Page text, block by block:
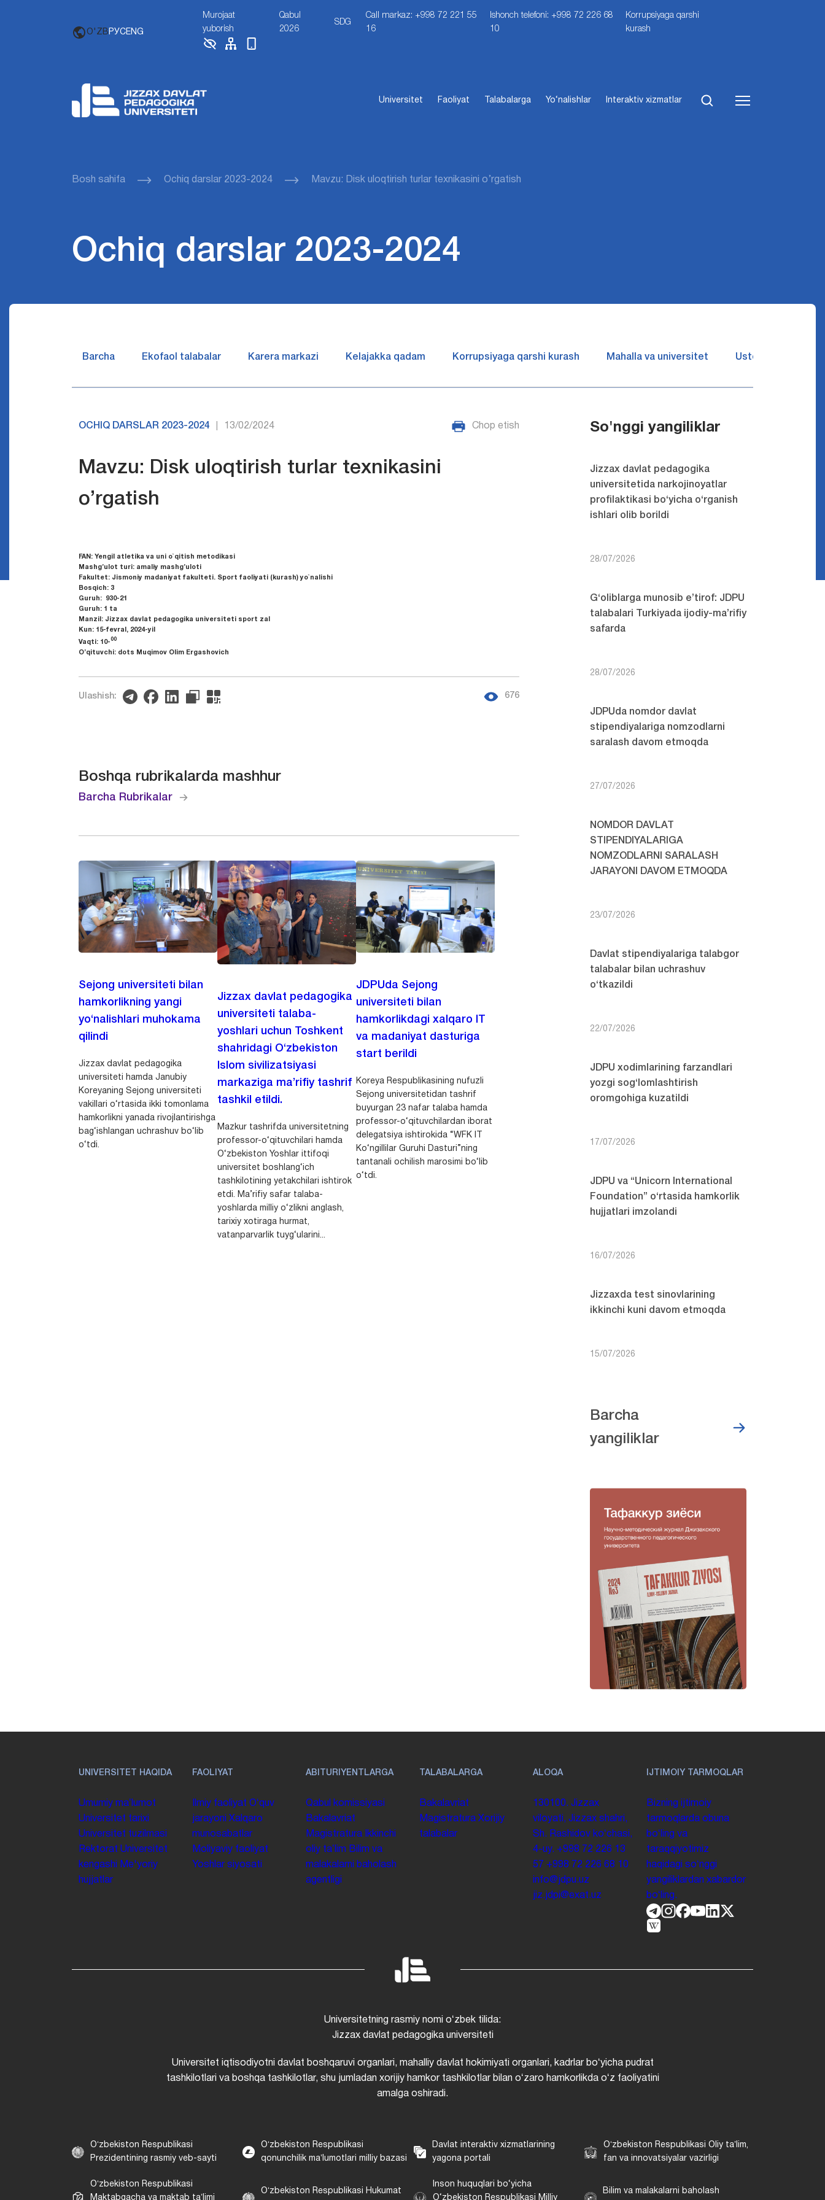
O'ZB РУСENG
Murojaat
yuborish
Qabul
2026
SDG
Call markaz: +998 72 221 55
16
Ishonch telefoni: +998 72 226 68
10
Korrupsiyaga qarshi
kurash
Universitet Faoliyat Talabalarga Yo‘nalishlar Interaktiv xizmatlar
Bosh sahifa Ochiq darslar 2023-2024 Mavzu: Disk uloqtirish turlar texnikasini o’rgatish
Ochiq darslar 2023-2024
Barcha Ekofaol talabalar Karera markazi Kelajakka qadam Korrupsiyaga qarshi kurash Mahalla va universitet Ustozlar suhbatin
OCHIQ DARSLAR 2023-2024 13/02/2024 Chop etish
Mavzu: Disk uloqtirish turlar texnikasini
o’rgatish
FAN: Yengil atletika va uni o`qitish metodikasi
Mashg’ulot turi: amaliy mashg’uloti
Fakultet: Jismoniy madaniyat fakulteti. Sport faoliyati (kurash) yo`nalishi
Bosqich: 3
Guruh: 930-21
Guruh: 1 ta
Manzil: Jizzax davlat pedagogika universiteti sport zal
Kun: 15-fevral, 2024-yil
Vaqti: 10-00
O’qituvchi: dots Muqimov Olim Ergashovich
Ulashish: 676
Boshqa rubrikalarda mashhur
Barcha Rubrikalar
Sejong universiteti bilan
hamkorlikning yangi
yo‘nalishlari muhokama
qilindi
Jizzax davlat pedagogika
universiteti hamda Janubiy
Koreyaning Sejong universiteti
vakillari o‘rtasida ikki tomonlama
hamkorlikni yanada rivojlantirishga
bag‘ishlangan uchrashuv bo‘lib
o‘tdi.
Jizzax davlat pedagogika
universiteti talaba-
yoshlari uchun Toshkent
shahridagi O‘zbekiston
Islom sivilizatsiyasi
markaziga ma’rifiy tashrif
tashkil etildi.
Mazkur tashrifda universitetning
professor-o‘qituvchilari hamda
O‘zbekiston Yoshlar ittifoqi
universitet boshlang‘ich
tashkilotining yetakchilari ishtirok
etdi. Ma’rifiy safar talaba-
yoshlarda milliy o‘zlikni anglash,
tarixiy xotiraga hurmat,
vatanparvarlik tuyg‘ularini...
JDPUda Sejong
universiteti bilan
hamkorlikdagi xalqaro IT
va madaniyat dasturiga
start berildi
Koreya Respublikasining nufuzli
Sejong universitetidan tashrif
buyurgan 23 nafar talaba hamda
professor-o‘qituvchilardan iborat
delegatsiya ishtirokida “WFK IT
Ko‘ngillilar Guruhi Dasturi”ning
tantanali ochilish marosimi bo‘lib
o‘tdi.
So'nggi yangiliklar
Jizzax davlat pedagogika
universitetida narkojinoyatlar
profilaktikasi bo‘yicha o‘rganish
ishlari olib borildi
28/07/2026
G‘oliblarga munosib e’tirof: JDPU
talabalari Turkiyada ijodiy-ma’rifiy
safarda
28/07/2026
JDPUda nomdor davlat
stipendiyalariga nomzodlarni
saralash davom etmoqda
27/07/2026
NOMDOR DAVLAT
STIPENDIYALARIGA
NOMZODLARNI SARALASH
JARAYONI DAVOM ETMOQDA
23/07/2026
Davlat stipendiyalariga talabgor
talabalar bilan uchrashuv
o‘tkazildi
22/07/2026
JDPU xodimlarining farzandlari
yozgi sog‘lomlashtirish
oromgohiga kuzatildi
17/07/2026
JDPU va “Unicorn International
Foundation” o‘rtasida hamkorlik
hujjatlari imzolandi
16/07/2026
Jizzaxda test sinovlarining
ikkinchi kuni davom etmoqda
15/07/2026
Barcha
yangiliklar
UNIVERSITET HAQIDA
Umumiy maʼlumot
Universitet tarixi
Universitet tuzilmasi
Rektorat Universitet
kengashi
Me'yoriy
hujjatlar
FAOLIYAT
Ilmiy faoliyat Oʻquv
jarayoni Xalqaro
munosabatlar
Moliyaviy faoliyat
Yoshlar siyosati
ABITURIYENTLARGA
Qabul komissiyasi
Bakalavriat
Magistratura
Ikkinchi
oliy taʼlim Bilim va
malakalarni baholash
agentligi
TALABALARGA
Bakalavriat
Magistratura Xorijiy
talabalar
ALOQA
130100. Jizzax
viloyati, Jizzax shahri,
Sh. Rashidov koʻchasi,
4-uy. +998 72 226 13
57 +998 72 226 68 10
info@jdpu.uz
jiz.jdpi@exat.uz
IJTIMOIY TARMOQLAR
Bizning ijtimoiy
tarmoqlarda obuna
boʻling va
taraqqiyotimiz
haqidagi soʻnggi
yangiliklardan xabardor
boʻling.
Universitetning rasmiy nomi oʻzbek tilida:
Jizzax davlat pedagogika universiteti
Universitet iqtisodiyotni davlat boshqaruvi organlari, mahalliy davlat hokimiyati organlari, kadrlar boʻyicha pudrat
tashkilotlari va boshqa tashkilotlar, shu jumladan xorijiy hamkor tashkilotlar bilan oʻzaro hamkorlikda oʻz faoliyatini
amalga oshiradi.
Oʻzbekiston Respublikasi
Prezidentining rasmiy veb-sayti
Oʻzbekiston Respublikasi
qonunchilik maʼlumotlari milliy bazasi
Davlat interaktiv xizmatlarining
yagona portali
Oʻzbekiston Respublikasi Oliy taʼlim,
fan va innovatsiyalar vazirligi
Oʻzbekiston Respublikasi
Maktabgacha va maktab taʼlimi
Oʻzbekiston Respublikasi Hukumat
Inson huquqlari bo‘yicha
O‘zbekiston Respublikasi Milliy
Bilim va malakalarni baholash